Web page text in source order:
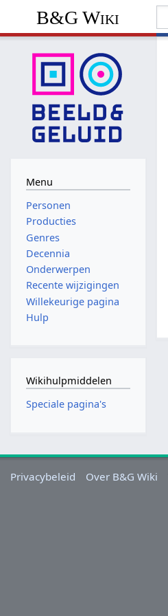
B&G Wiki
Menu
Personen
Producties
Genres
Decennia
Onderwerpen
Recente wijzigingen
Willekeurige pagina
Hulp
Wikihulpmiddelen
Speciale pagina's
Privacybeleid Over B&G Wiki